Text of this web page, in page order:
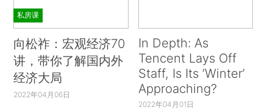
私房课
向松祚：宏观经济70
讲，带你了解国内外
经济大局
2022年04月06日
In Depth: As
Tencent Lays Off
Staff, Is Its ‘Winter’
Approaching?
2022年04月01日